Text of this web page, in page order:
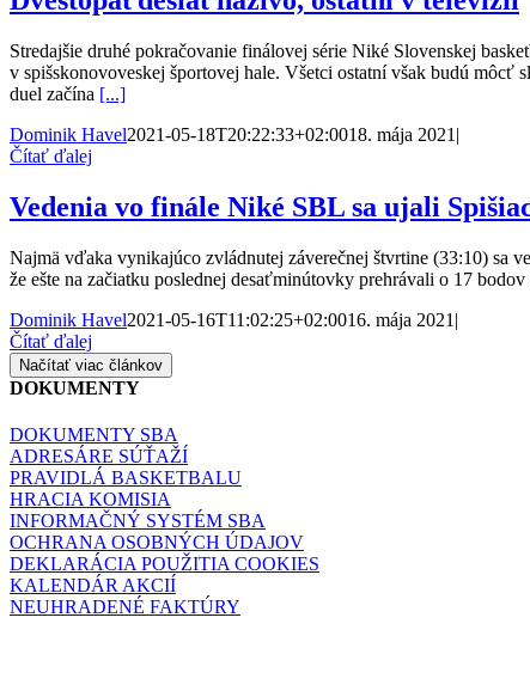
Stredajšie druhé pokračovanie finálovej série Niké Slovenskej
v spišskonovoveskej športovej hale. Všetci ostatní však budú
duel začína [...]
Dominik Havel2021-05-18T20:22:33+02:0018. mája 2021 |
Čítať ďalej
Vedenia vo finále Niké SBL sa ujali
Najmä vďaka vynikajúco zvládnutej záverečnej štvrtine (33:10) sa
že ešte na začiatku poslednej desaťminútovky prehrávali o 17
Dominik Havel2021-05-16T11:02:25+02:0016. mája 2021 |
Čítať ďalej
Načítať viac článkov
DOKUMENTY
DOKUMENTY SBA
ADRESÁRE SÚŤAŽÍ
PRAVIDLÁ BASKETBALU
HRACIA KOMISIA
INFORMAČNÝ SYSTÉM SBA
OCHRANA OSOBNÝCH ÚDAJOV
DEKLARÁCIA POUŽITIA COOKIES
KALENDÁR AKCIÍ
NEUHRADENÉ FAKTÚRY